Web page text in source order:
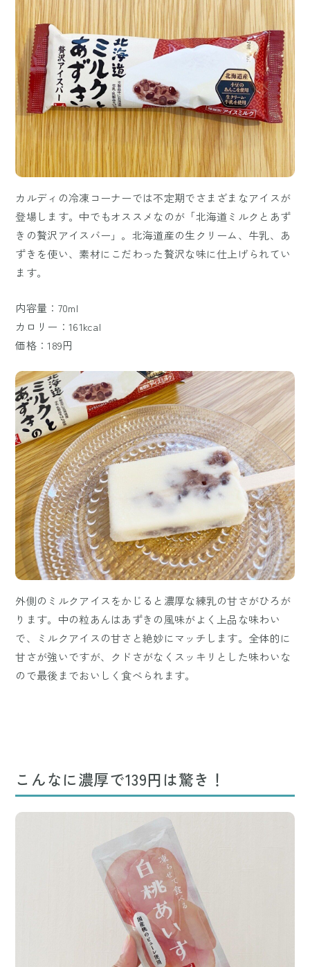
カルディの冷凍コーナーでは不定期でさまざまなアイスが
登場します。中でもオススメなのが「北海道ミルクとあず
きの贅沢アイスバー」。北海道産の生クリーム、牛乳、あ
ずきを使い、素材にこだわった贅沢な味に仕上げられてい
ます。
内容量：70ml
カロリー：161kcal
価格：189円
外側のミルクアイスをかじると濃厚な練乳の甘さがひろが
ります。中の粒あんはあずきの風味がよく上品な味わい
で、ミルクアイスの甘さと絶妙にマッチします。全体的に
甘さが強いですが、クドさがなくスッキリとした味わいな
ので最後までおいしく食べられます。
こんなに濃厚で139円は驚き！